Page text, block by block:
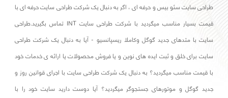
طراحی سایت سئو بیس و حرفه ای ، اگر به دنبال یک شرکت طراحی سایت حرفه ای با
قیمت بسیار مناسب میگردید با شرکت طراحی سایت INT تماس بگیرید.طراحی
سایت با متدهای جدید گوگل وکاملا ریسپانسیو - آیا به دنبال یک شرکت طراحی
سایت برای خلق و ثبت ایده های نوین و یا فروش محصولات یا ارائه ی خدمات خود
با قیمت مناسب میگردید؟ به دنبال یک شرکت طراحی سایت با اجرای قوانین روز و
جدید گوگل و موتورهای جستجوگر میگردید؟ آیا دوست دارید سایت خود را با